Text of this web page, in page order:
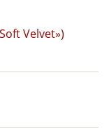
Velvet»)